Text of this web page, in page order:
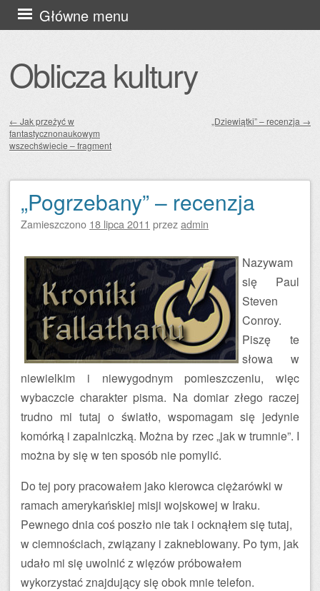
Oblicza kultury
Główne menu
Przejdź
do
Zobacz wpisy
← Jak przeżyć w
fantastycznonaukowym
wszechświecie – fragment
„Dziewiątki” – recenzja →
„Pogrzebany” – recenzja
Zamieszczono 18 lipca 2011 przezadmin
Nazywam
się Paul
Steven
Conroy.
Piszę te
słowa w
niewielkim i niewygodnym pomieszczeniu, więc
wybaczcie charakter pisma. Na domiar złego raczej
trudno mi tutaj o światło, wspomagam się jedynie
komórką i zapalniczką. Można by rzec „jak w trumnie”. I
można by się w ten sposób nie pomylić.
Do tej pory pracowałem jako kierowca ciężarówki w
ramach amerykańskiej misji wojskowej w Iraku.
Pewnego dnia coś poszło nie tak i ocknąłem się tutaj,
w ciemnościach, związany i zakneblowany. Po tym, jak
udało mi się uwolnić z więzów próbowałem
wykorzystać znajdujący się obok mnie telefon.